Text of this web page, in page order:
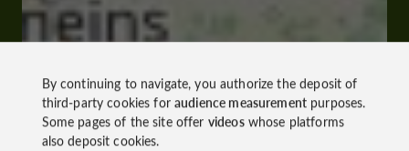
By continuing to navigate, you authorize the deposit of
third-party cookies foraudience measurementpurposes.
Some pages of the site offer videoswhose platforms
also deposit cookies.